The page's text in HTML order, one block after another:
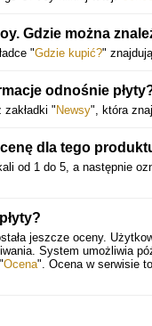
Gdzie można
"Gdzie kupić?"
odnośnie
" Newsy", która
dla tego
od 1 do 5, a następnie
jeszcze oceny.
System umożliwia
Ocena". Ocena w serwisie